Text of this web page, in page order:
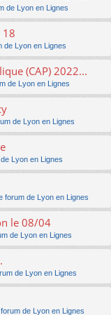
de Lyon en Lignes
18
de Lyon en Lignes
(CAP) 2022...
de Lyon en Lignes
de Lyon en Lignes
de Lyon en Lignes
forum de Lyon en Lignes
le 08/04
de Lyon en Lignes
de Lyon en Lignes
forum de Lyon en Lignes